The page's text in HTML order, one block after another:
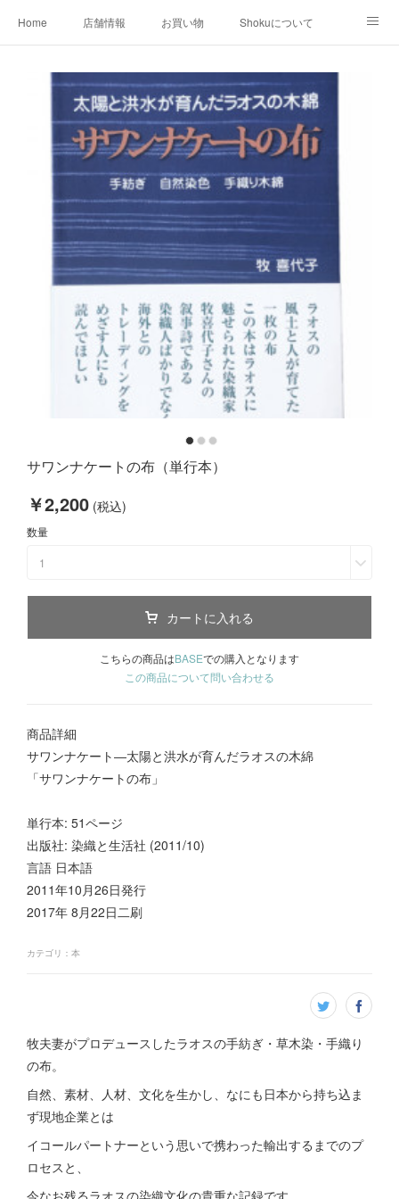
Home 店舗情報 お買い物 Shokuについて
店内イベント
サワンナケートの布（単行本）
￥2,200 (税込)
数量
1
カートに入れる
こちらの商品はBASEでの購入となります
この商品について問い合わせる
商品詳細
サワンナケート―太陽と洪水が育んだラオスの木綿
「サワンナケートの布」
単行本: 51ページ
出版社: 染織と生活社 (2011/10)
言語 日本語
2011年10月26日発行
2017年 8月22日二刷
カテゴリ ： 本
牧夫妻がプロデュースしたラオスの手紡ぎ・草木染・手織り
の布。
自然、素材、人材、文化を生かし、なにも日本から持ち込ま
ず現地企業とは
イコールパートナーという思いで携わった輸出するまでのプ
ロセスと、
今なお残るラオスの染織文化の貴重な記録です。